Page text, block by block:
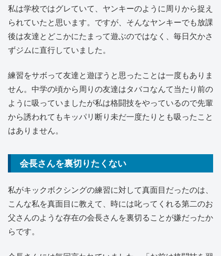
私は学校ではグレていて、ヤンキーのように周りから捉え
られていたと思います。ですが、そんなヤンキーでも放課
後は友達とどこかにたまって遊ぶのではなく、毎日欠かさ
ずジムに直行していました。
練習をサボって友達と遊ぼうと思ったことは一度もありま
せん。中学の頃から周りの友達はタバコなんて当たり前の
ように吸っていましたが私は格闘技をやっているので先輩
から誘われてもキッパリ断り未だ一度たりとも吸ったこと
はありません。
会長さんを裏切りたくない
私がキックボクシングの練習に対して真面目だったのは、
こんな私を真面目に教えて、時には叱ってくれる第二のお
父さんのような存在の会長さんを裏切ることが嫌だったか
らです。